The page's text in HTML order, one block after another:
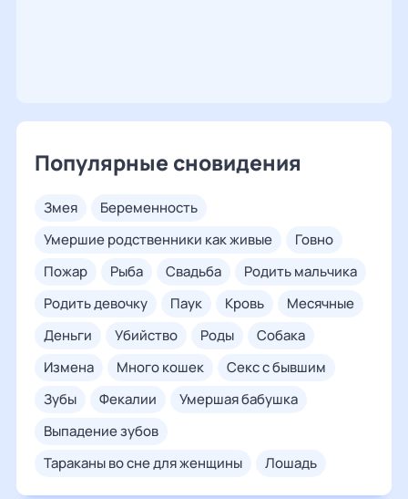
Популярные сновидения
змея
беременность
умершие родственники как живые
говно
пожар
рыба свадьба
родить мальчика
родить девочку
паук кровь
месячные
деньги
убийство роды
собака
измена
много кошек
секс с бывшим
зубы
фекалии
умершая бабушка
выпадение зубов
тараканы во сне для женщины
лошадь